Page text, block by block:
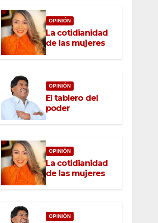
OPINIÓN
La cotidianidad
de las mujeres
OPINIÓN
El tablero del
poder
OPINIÓN
La cotidianidad
de las mujeres
OPINIÓN